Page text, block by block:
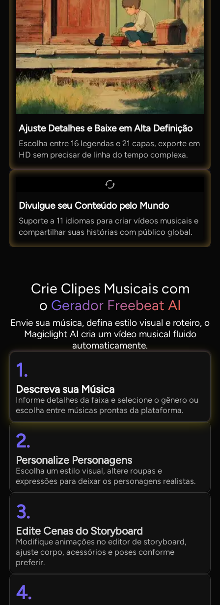
Ajuste Detalhes e Baixe em Alta Definição
Escolha entre 16 legendas e 21 capas, exporte em
HD sem precisar de linha do tempo complexa.
Divulgue seu Conteúdo pelo Mundo
Suporte a 11 idiomas para criar vídeos musicais e
compartilhar suas histórias com público global.
Crie Clipes Musicais com
o Gerador Freebeat AI
Envie sua música, defina estilo visual e roteiro, o
Magiclight AI cria um vídeo musical fluido
automaticamente.
1.
Descreva sua Música
Informe detalhes da faixa e selecione o gênero ou
escolha entre músicas prontas da plataforma.
2.
Personalize Personagens
Escolha um estilo visual, altere roupas e
expressões para deixar os personagens realistas.
3.
Edite Cenas do Storyboard
Modifique animações no editor de storyboard,
ajuste corpo, acessórios e poses conforme
preferir.
4.